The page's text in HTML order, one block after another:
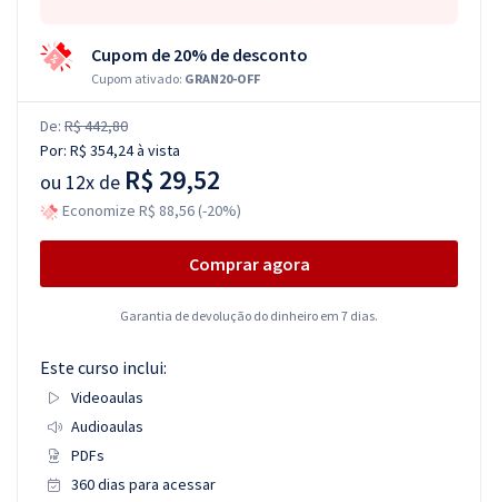
Cupom de 20% de desconto
Cupom ativado: GRAN20-OFF
De: R$ 442,80
Por: R$ 354,24à vista
ou 12x de R$ 29,52
Economize R$ 88,56 (-20%)
Comprar agora
Garantia de devolução do dinheiro em 7 dias.
Este curso inclui:
Videoaulas
Audioaulas
PDFs
360 dias para acessar